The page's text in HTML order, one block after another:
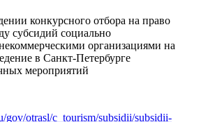
конкурсного отбора на право
субсидий социально
организациями на
в Санкт‑Петербурге
мероприятий
gov/otrasl/c_tourism/subsidii/subsidii-